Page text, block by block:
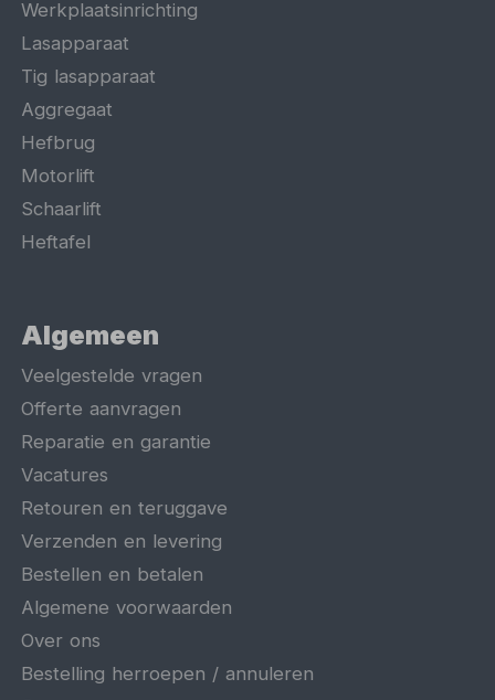
Werkplaatsinrichting
Lasapparaat
Tig lasapparaat
Aggregaat
Hefbrug
Motorlift
Schaarlift
Heftafel
Algemeen
Veelgestelde vragen
Offerte aanvragen
Reparatie en garantie
Vacatures
Retouren en teruggave
Verzenden en levering
Bestellen en betalen
Algemene voorwaarden
Over ons
Bestelling herroepen / annuleren